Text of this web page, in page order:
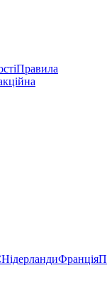
Правила
НідерландиФранція